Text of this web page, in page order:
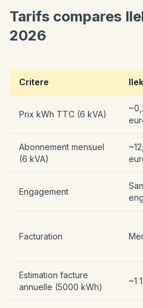
Tarifs compares
2026
Critere Ilek
Prix kWh TTC (6 kVA)
Abonnement mensuel
(6 kVA)
Engagement
Facturation
Estimation facture
annuelle (5000 kWh)
~1